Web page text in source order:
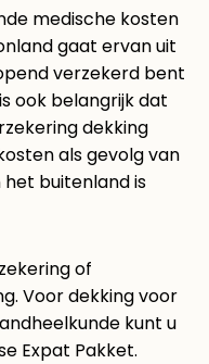
medische kosten
gaat ervan uit
verzekerd bent
ook belangrijk dat
dekking
als gevolg van
buitenland is
of
Voor dekking voor
kunt u
Expat Pakket.